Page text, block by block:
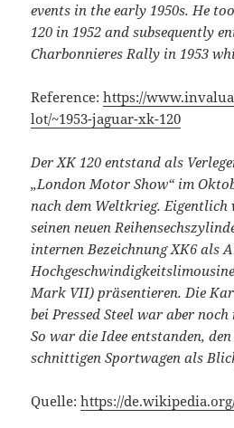
events in the early 1950s. He
120 in 1952 and subsequently
Charbonnieres Rally in 1953
Reference:https://
lot/~1953-jaguar-xk-120
Der XK 120 entstand als
„London Motor Show“ im
nach dem Weltkrieg.
seinen neuen
internen Bezeichnung XK6 als
Mark VII) präsentieren. Die
bei Pressed Steel war aber
So war die Idee entstanden,
schnittigen Sportwagen als
Quelle:https://